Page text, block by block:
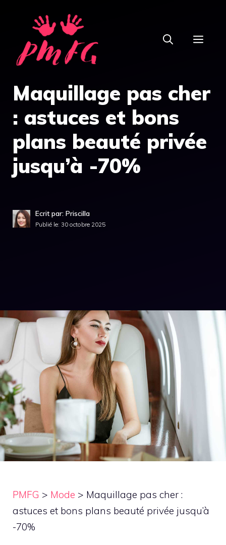
contenu
Maquillage pas cher
: astuces et bons
plans beauté privée
jusqu’à -70%
Ecrit par: Priscilla
Publié le: 30 octobre 2025
PMFG > Mode > Maquillage pas cher :
astuces et bons plans beauté privée jusqu’à
-70%